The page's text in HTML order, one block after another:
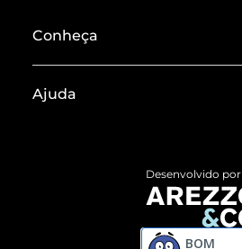
Conheça
Termos de Uso
ZZ MALL é confiável
Ajuda
Devolução do Produto
Compre pelo WhatsApp
Desenvolvido por
BOM